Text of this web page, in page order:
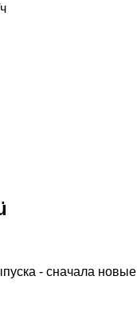
- сначала новые